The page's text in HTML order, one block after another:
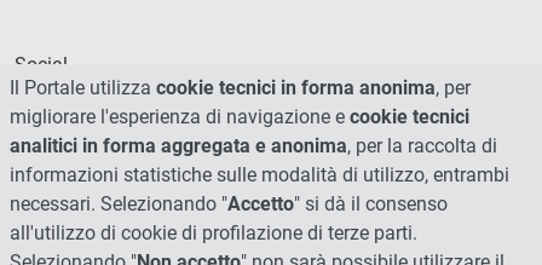
Social
Il Portale utilizza cookie tecnici in forma anonima, per
migliorare l'esperienza di navigazione e cookie tecnici
analitici in forma aggregata e anonima, per la raccolta di
informazioni statistiche sulle modalità di utilizzo, entrambi
necessari. Selezionando "Accetto" si dà il consenso
all'utilizzo di cookie di profilazione di terze parti.